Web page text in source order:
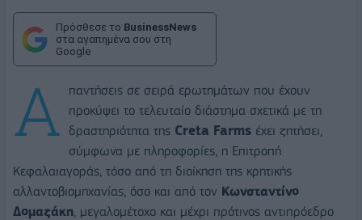
Πρόσθεσε το BusinessNews
στα αγαπημένα σου στη
Google
Α
παντήσεις σε σειρά ερωτημάτων που έχουν
προκύψει το τελευταίο διάστημα σχετικά με τη
δραστηριότητα της Creta Farms έχει ζητήσει,
σύμφωνα με πληροφορίες, η Επιτροπή
Κεφαλαιαγοράς, τόσο από τη διοίκηση της κρητικής
αλλαντοβιομηχανίας, όσο και από τον Κωνσταντίνο
Δομαζάκη , μεγαλομέτοχο και μέχρι πρότινος αντιπρόεδρο